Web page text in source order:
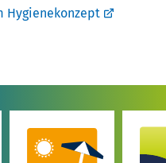
Hygienekonzept